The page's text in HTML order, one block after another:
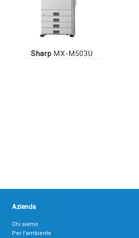
Sharp MX-M503U
Azienda
Chi siamo
Per l’ambiente